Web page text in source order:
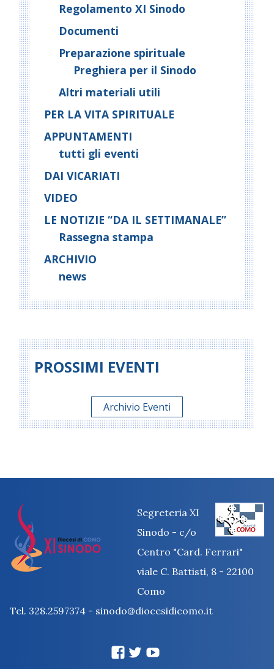
Regolamento XI Sinodo
Documenti
Preparazione spirituale
Preghiera per il Sinodo
Altri materiali utili
PER LA VITA SPIRITUALE
APPUNTAMENTI
tutti gli eventi
DAI VICARIATI
VIDEO
LE NOTIZIE “DA IL SETTIMANALE”
Rassegna stampa
ARCHIVIO
news
PROSSIMI EVENTI
Archivio Eventi
Segreteria XI
Sinodo - c/o
Centro "Card. Ferrari"
viale C. Battisti, 8 - 22100
Como
Tel. 328.2597374 - sinodo@diocesidicomo.it
facebook
twitter
You